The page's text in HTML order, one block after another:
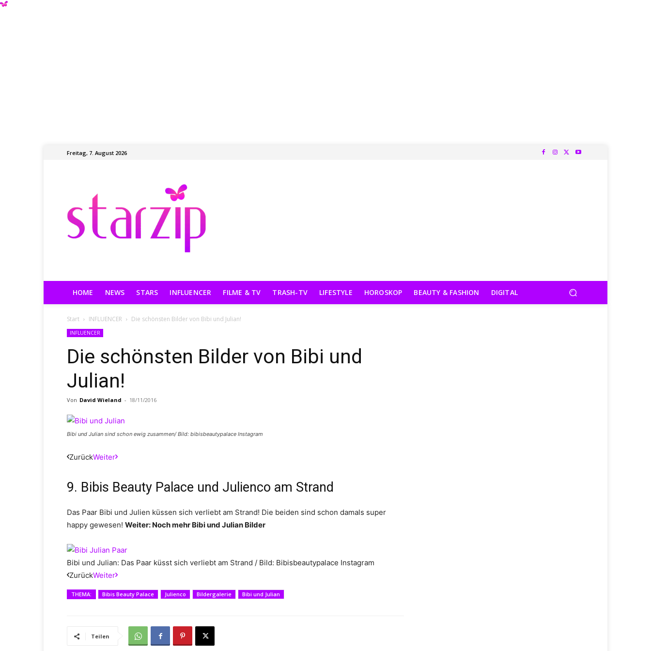
Freitag, 7. August 2026
HOME NEWS STARS INFLUENCER FILME & TV TRASH-TV LIFESTYLE HOROSKOP BEAUTY & FASHION DIGITAL
Start INFLUENCER Die schönsten Bilder von Bibi und Julian!
INFLUENCER
Die schönsten Bilder von Bibi und
Julian!
Von David Wieland - 18/11/2016
Bibi und Julian sind schon ewig zusammen/ Bild: bibisbeautypalace Instagram
ZurückWeiter
9. Bibis Beauty Palace und Julienco am Strand
Das Paar Bibi und Julien küssen sich verliebt am Strand! Die beiden sind schon damals super
happy gewesen! Weiter: Noch mehr Bibi und Julian Bilder
Bibi und Julian: Das Paar küsst sich verliebt am Strand / Bild: Bibisbeautypalace Instagram
ZurückWeiter
THEMA: Bibis Beauty Palace Julienco Bildergalerie Bibi und Julian
Teilen